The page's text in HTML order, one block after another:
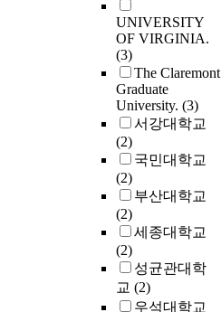
UNIVERSITY
OF VIRGINIA.
(3)
The Claremont
Graduate
University. (3)
서강대학교
(2)
국민대학교
(2)
부산대학교
(2)
세종대학교
(2)
성균관대학
교 (2)
우석대학교